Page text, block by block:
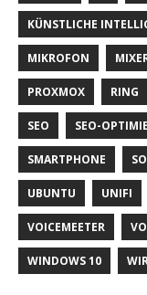
KÜNSTLICHE
MIKROFON
PROXMOX RING
SEO SEO-
SMARTPHONE
UBUNTU UNIFI
VOICEMEETER
WINDOWS 10